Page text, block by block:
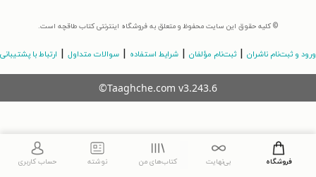
© کلیه حقوق این سایت محفوظ و متعلق به فروشگاه اینترنتی کتاب طاقچه است.
ورود و ثبت‌نام ناشران ثبت‌نام مؤلفان شرایط استفاده سوالات متداول ارتباط با پشتیبانی
©Taaghche.com v3.243.6
فروشگاه بی‌نهایت کتاب‌های من نوشته حساب کاربری